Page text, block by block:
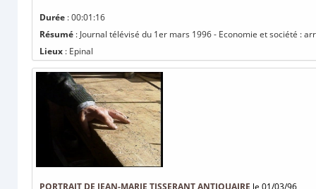
Durée : 00:01:16
Résumé : Journal télévisé du 1er mars 1996 - Economie et société :
Lieux : Epinal
PORTRAIT DE JEAN-MARIE TISSERANT ANTIQUAIRE le 01/03/96